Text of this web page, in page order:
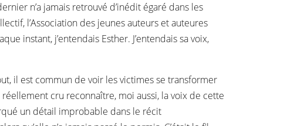
n’a jamais retrouvé d’inédit égaré dans les
l’Association des jeunes auteurs et auteures
instant, j’entendais Esther. J’entendais sa voix,
il est commun de voir les victimes se transformer
cru reconnaître, moi aussi, la voix de cette
un détail improbable dans le récit